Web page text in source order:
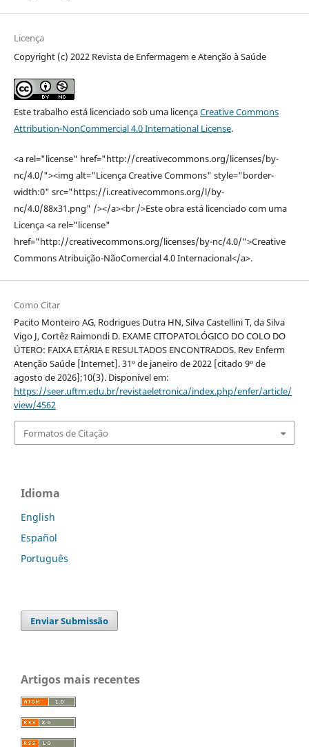
Licença
Copyright (c) 2022 Revista de Enfermagem e Atenção à Saúde
Este trabalho está licenciado sob uma licençaCreative Commons
Attribution-NonCommercial 4.0 International License.
<a rel="license" href="http://creativecommons.org/licenses/by-
nc/4.0/"><img alt="Licença Creative Commons" style="border-
width:0" src="https://i.creativecommons.org/l/by-
nc/4.0/88x31.png" /></a><br />Este obra está licenciado com uma
Licença <a rel="license"
href="http://creativecommons.org/licenses/by-nc/4.0/">Creative
Commons Atribuição-NãoComercial 4.0 Internacional</a>.
Como Citar
Pacito Monteiro AG, Rodrigues Dutra HN, Silva Castellini T, da Silva
Vigo J, Cortêz Raimondi D. EXAME CITOPATOLÓGICO DO COLO DO
ÚTERO: FAIXA ETÁRIA E RESULTADOS ENCONTRADOS. Rev Enferm
Atenção Saúde [Internet]. 31º de janeiro de 2022 [citado 9º de
agosto de 2026];10(3). Disponível em:
https://seer.uftm.edu.br/revistaeletronica/index.php/enfer/article/
view/4562
Formatos de Citação
Idioma
English
Español
Português
Enviar Submissão
Artigos mais recentes